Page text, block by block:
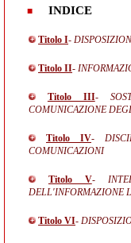
INDICE
Titolo I-
Titolo II-
Titolo III-
COMUNICAZIONE
Titolo IV-
COMUNICAZIONI
Titolo V-
DELL'INFORMAZIONE
Titolo VI-